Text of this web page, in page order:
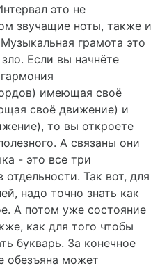
это не
звучащие ноты, также и
грамота это
Если вы начнёте
имеющая своё
своё движение) и
то вы откроете
А связаны они
- это все три
Так вот, для
надо точно знать как
А потом уже состояние
как для того чтобы
букварь. За конечное
обезъяна может